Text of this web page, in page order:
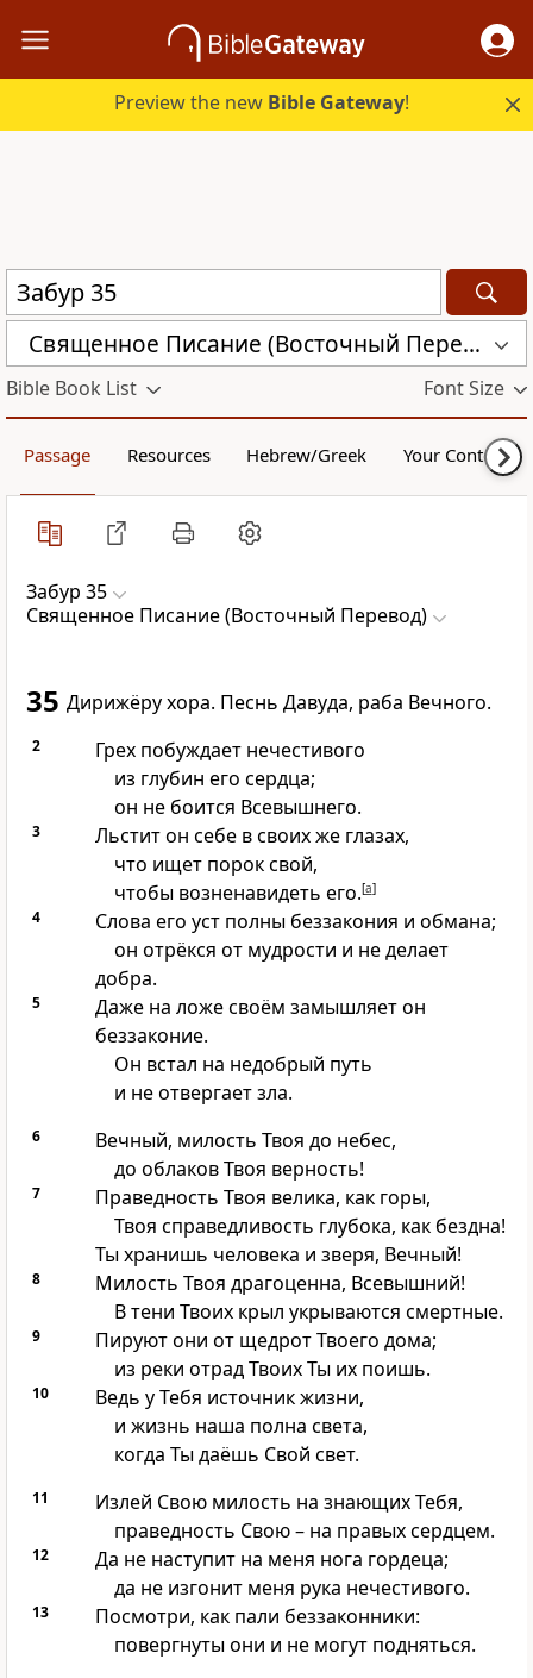
Preview the new Bible Gateway!
Священное Писание (Восточный Перевод) (CARS)
Bible Book List Font Size
Passage Resources Hebrew/Greek Your Content
Забур 35
Священное Писание (Восточный Перевод)
35 Дирижёру хора. Песнь Давуда, раба Вечного.
2
Грех побуждает нечестивого
из глубин его сердца;
он не боится Всевышнего.
3
Льстит он себе в своих же глазах,
что ищет порок свой,
чтобы возненавидеть его.[a]
4
Слова его уст полны беззакония и обмана;
он отрёкся от мудрости и не делает
добра.
5
Даже на ложе своём замышляет он
беззаконие.
Он встал на недобрый путь
и не отвергает зла.
6
Вечный, милость Твоя до небес,
до облаков Твоя верность!
7
Праведность Твоя велика, как горы,
Твоя справедливость глубока, как бездна!
Ты хранишь человека и зверя, Вечный!
8
Милость Твоя драгоценна, Всевышний!
В тени Твоих крыл укрываются смертные.
9
Пируют они от щедрот Твоего дома;
из реки отрад Твоих Ты их поишь.
10
Ведь у Тебя источник жизни,
и жизнь наша полна света,
когда Ты даёшь Свой свет.
11
Излей Свою милость на знающих Тебя,
праведность Свою – на правых сердцем.
12
Да не наступит на меня нога гордеца;
да не изгонит меня рука нечестивого.
13
Посмотри, как пали беззаконники:
повергнуты они и не могут подняться.